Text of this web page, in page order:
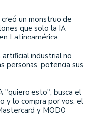
creó un monstruo de
que solo la IA
Latinoamérica
artificial industrial no
personas, potencia sus
"quiero esto", busca el
y lo compra por vos: el
y MODO